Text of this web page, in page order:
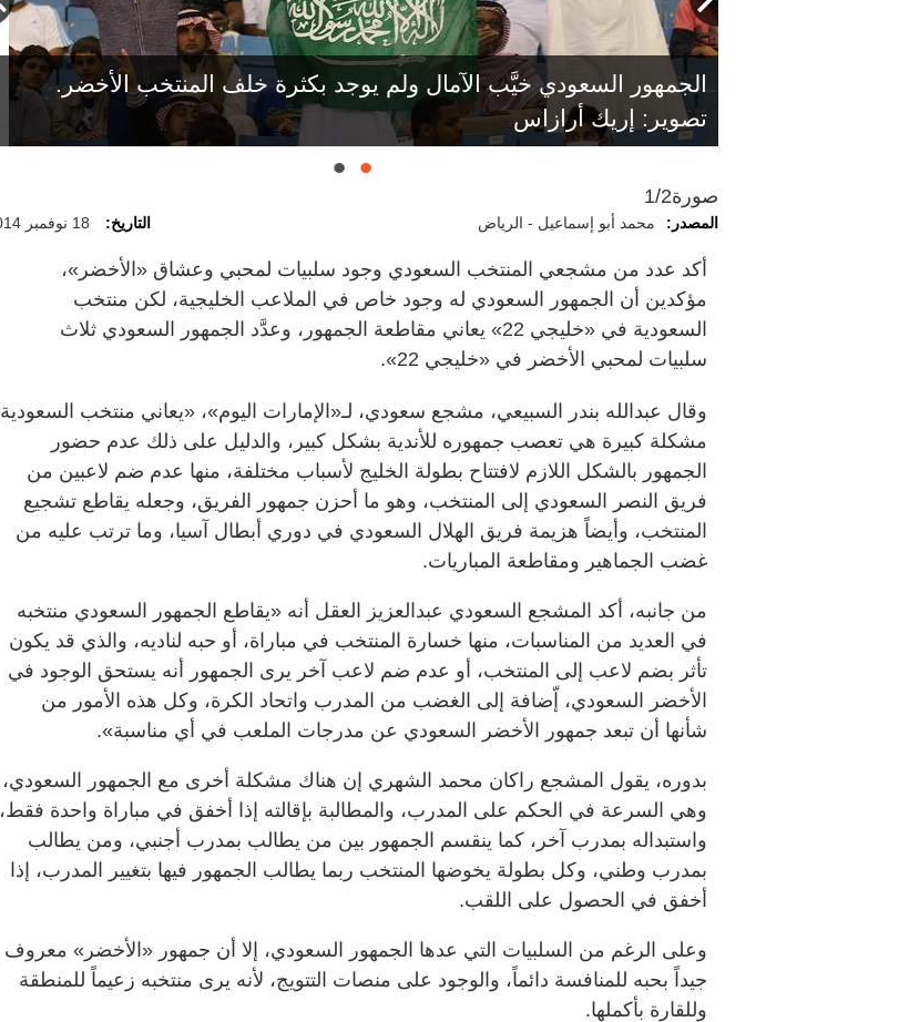
الجمهور السعودي خيَّب الآمال ولم يوجد بكثرة خلف المنتخب الأخضر.
تصوير: إريك أرازاس
الجمهور السعودي له طبيعة خاصة ويعشق كرة القدم. تصوير: إريك أرزاس
صورة1/2
المصدر: محمد أبو إسماعيل - الرياض التاريخ: 18 نوفمبر 2014
أكد عدد من مشجعي المنتخب السعودي وجود سلبيات لمحبي وعشاق «الأخضر»،
مؤكدين أن الجمهور السعودي له وجود خاص في الملاعب الخليجية، لكن منتخب
السعودية في «خليجي 22» يعاني مقاطعة الجمهور، وعدَّد الجمهور السعودي ثلاث
سلبيات لمحبي الأخضر في «خليجي 22».
وقال عبدالله بندر السبيعي، مشجع سعودي، لـ«الإمارات اليوم»، «يعاني منتخب السعودية
مشكلة كبيرة هي تعصب جمهوره للأندية بشكل كبير، والدليل على ذلك عدم حضور
الجمهور بالشكل اللازم لافتتاح بطولة الخليج لأسباب مختلفة، منها عدم ضم لاعبين من
فريق النصر السعودي إلى المنتخب، وهو ما أحزن جمهور الفريق، وجعله يقاطع تشجيع
المنتخب، وأيضاً هزيمة فريق الهلال السعودي في دوري أبطال آسيا، وما ترتب عليه من
غضب الجماهير ومقاطعة المباريات.
من جانبه، أكد المشجع السعودي عبدالعزيز العقل أنه «يقاطع الجمهور السعودي منتخبه
في العديد من المناسبات، منها خسارة المنتخب في مباراة، أو حبه لناديه، والذي قد يكون
تأثر بضم لاعب إلى المنتخب، أو عدم ضم لاعب آخر يرى الجمهور أنه يستحق الوجود في
الأخضر السعودي، إّضافة إلى الغضب من المدرب واتحاد الكرة، وكل هذه الأمور من
شأنها أن تبعد جمهور الأخضر السعودي عن مدرجات الملعب في أي مناسبة».
بدوره، يقول المشجع راكان محمد الشهري إن هناك مشكلة أخرى مع الجمهور السعودي،
وهي السرعة في الحكم على المدرب، والمطالبة بإقالته إذا أخفق في مباراة واحدة فقط،
واستبداله بمدرب آخر، كما ينقسم الجمهور بين من يطالب بمدرب أجنبي، ومن يطالب
بمدرب وطني، وكل بطولة يخوضها المنتخب ربما يطالب الجمهور فيها بتغيير المدرب، إذا
أخفق في الحصول على اللقب.
وعلى الرغم من السلبيات التي عدها الجمهور السعودي، إلا أن جمهور «الأخضر» معروف
جيداً بحبه للمنافسة دائماً، والوجود على منصات التتويج، لأنه يرى منتخبه زعيماً للمنطقة
وللقارة بأكملها.